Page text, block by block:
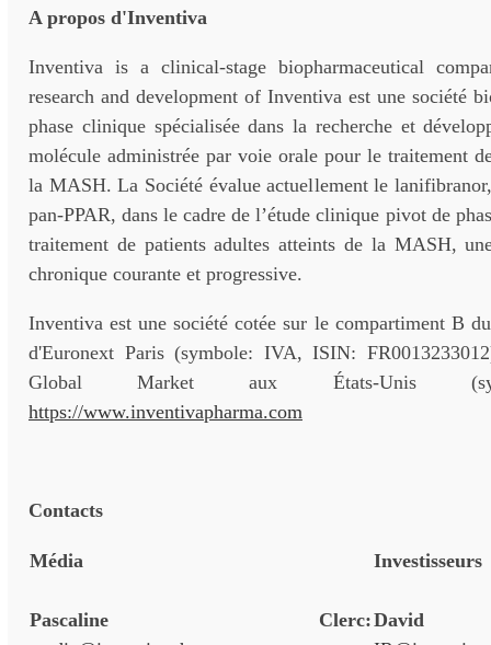
A propos d'Inventiva
Inventiva is a clinical-stage biopharmaceutical
research and development of Inventiva est une société
phase clinique spécialisée dans la recherche et
molécule administrée par voie orale pour le traitement
la MASH. La Société évalue actuellement le
pan-PPAR, dans le cadre de l’étude clinique pivot de
traitement de patients adultes atteints de la MASH,
chronique courante et progressive.
Inventiva est une société cotée sur le compartiment B
d'Euronext Paris (symbole: IVA, ISIN:
Global Market aux États-Unis
https://www.inventivapharma.com
Contacts
Média
Pascaline Clerc:
Investisseurs